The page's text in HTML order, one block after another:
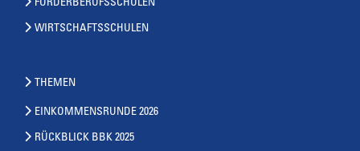
FÖRDERBERUFSSCHULEN
WIRTSCHAFTSSCHULEN
THEMEN
EINKOMMENSRUNDE 2026
RÜCKBLICK BBK 2025